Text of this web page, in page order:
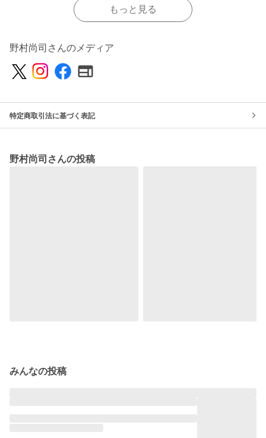
もっと見る
野村尚司さんのメディア
特定商取引法に基づく表記
野村尚司さんの投稿
みんなの投稿